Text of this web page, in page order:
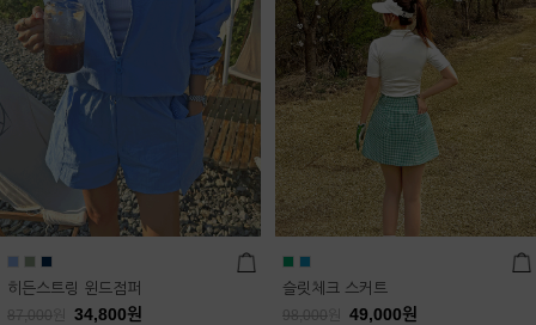
히든스트링 윈드점퍼
87,000 34,800원
슬릿체크 스커트
98,000 49,000원